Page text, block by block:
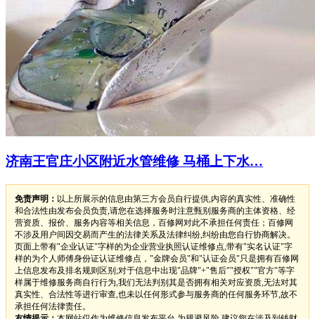
济南王官庄小区附近水管维修 马桶上下水…
免责声明： 以上所展示的信息由第三方会员自行提供,内容的真实性、准确性
和合法性由发布会员负责,请您在选择服务时注意甄别服务商的主体资格、经
营资质、报价、服务内容等相关信息，百修网对此不承担任何责任；百修网
不涉及用户间因交易而产生的法律关系及法律纠纷,纠纷由您自行协商解决。
页面上带有"企业认证"字样的为企业营业执照认证维修点,带有"实名认证"字
样的为个人师傅身份证认证维修点，"金牌会员"和"认证会员"只是拥有百修网
上信息发布及排名规则区别;对于信息中出现"品牌"+"售后""授权""官方"等字
样属于维修服务商自行行为,我们无法判别其是否拥有相关对应资质,无法对其
真实性、合法性等进行审查,也未以任何形式参与服务商的任何服务环节,故不
承担任何法律责任。